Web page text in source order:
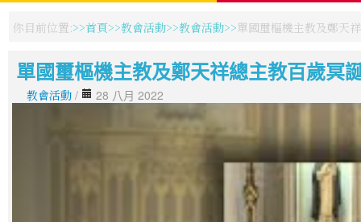
你目前位置: 首頁 教會活動 教會活動 單國璽樞機主教及鄭天
單國璽樞機主教及鄭天祥總主教百歲冥
教會活動 / 28 八月 2022